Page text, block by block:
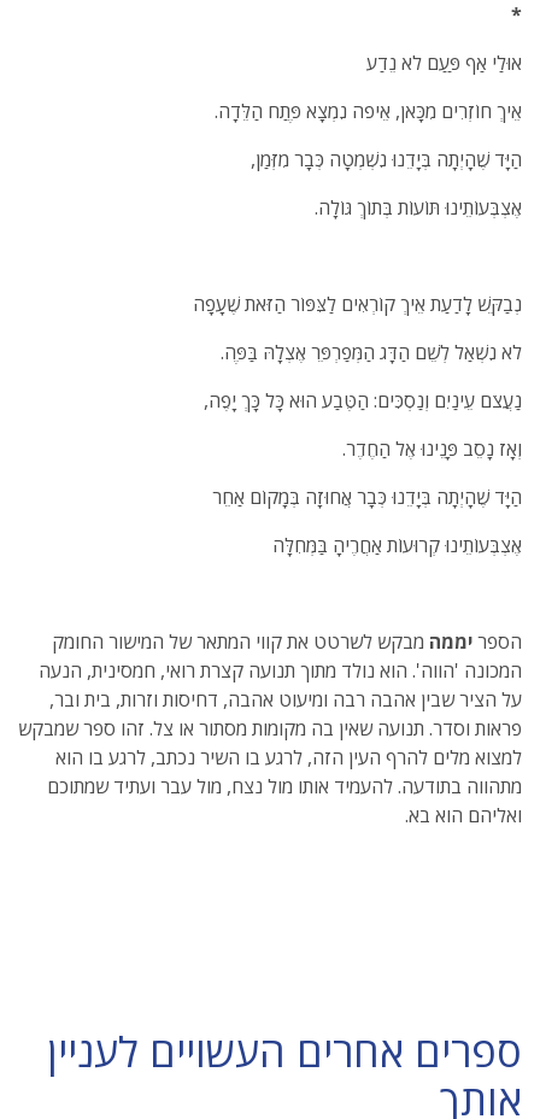
*
אוּלַי אַף פַּעַם לֹא נֵדַע
אֵיךְ חוֹזְרִים מִכָּאן, אֵיפֹה נִמְצָא פֶּתַח הַלֵּדָה.
הַיָּד שֶׁהָיְתָה בְּיָדֵנוּ נִשְׁמְטָה כְּבָר מִזְּמַן,
אֶצְבְּעוֹתֵינוּ תּוֹעוֹת בְּתוֹךְ גּוֹלָה.
נְבַקֵּשׁ לָדַעַת אֵיךְ קוֹרְאִים לַצִּפּוֹר הַזֹּאת שֶׁעָפָה
לֹא נִשְׁאַל לְשֵׁם הַדָּג הַמְּפַרְפֵּר אֶצְלָהּ בַּפֶּה.
נַעֲצֹם עֵינַיִם וְנַסְכִּים: הַטֶּבַע הוּא כָּל כָּךְ יָפֶה,
וְאָז נָסֵב פָּנֵינוּ אֶל הַחֶדֶר.
הַיָּד שֶׁהָיְתָה בְּיָדֵנוּ כְּבָר אֲחוּזָה בְּמָקוֹם אַחֵר
אֶצְבְּעוֹתֵינוּ קְרוּעוֹת אַחֲרֶיהָ בַּמְּחִלָּה
הספריממה מבקש לשרטט את קווי המתאר של המישור החומק
המכונה 'הווה'. הוא נולד מתוך תנועה קצרת רואי, חמסינית, הנעה
על הציר שבין אהבה רבה ומיעוט אהבה, דחיסות וזרות, בית ובר,
פראות וסדר. תנועה שאין בה מקומות מסתור או צל. זהו ספר שמבקש
למצוא מלים להרף העין הזה, לרגע בו השיר נכתב, לרגע בו הוא
מתהווה בתודעה. להעמיד אותו מול נצח, מול עבר ועתיד שמתוכם
ואליהם הוא בא.
ספרים אחרים העשויים לעניין
אותך